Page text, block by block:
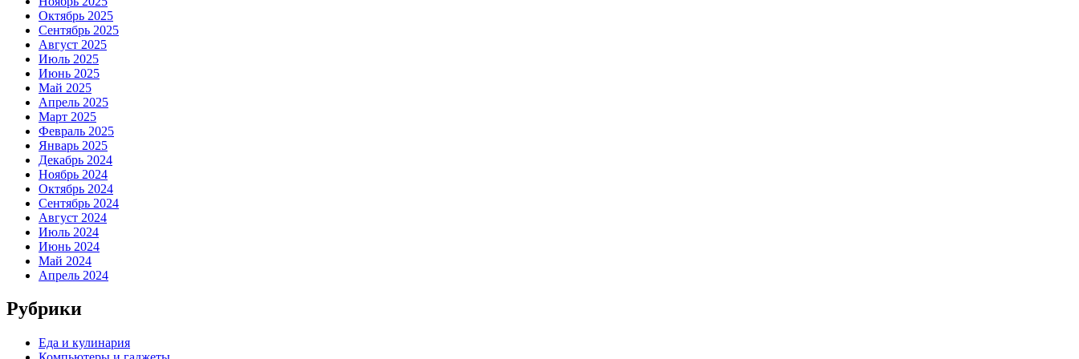
Октябрь 2025
Сентябрь 2025
Август 2025
Июль 2025
Июнь 2025
Май 2025
Апрель 2025
Март 2025
Февраль 2025
Январь 2025
Декабрь 2024
Ноябрь 2024
Октябрь 2024
Сентябрь 2024
Август 2024
Июль 2024
Июнь 2024
Май 2024
Апрель 2024
Рубрики
Еда и кулинария